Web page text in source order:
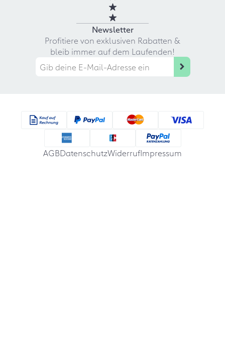
Newsletter
Profitiere von exklusiven Rabatten &
bleib immer auf dem Laufenden!
AGBDatenschutzWiderrufImpressum